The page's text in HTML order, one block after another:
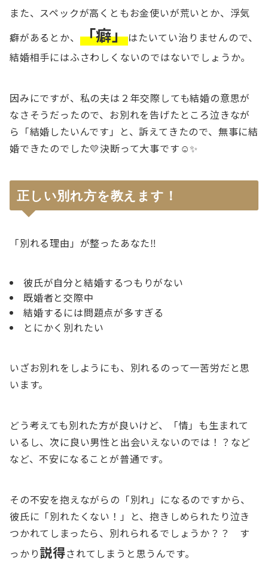
また、スペックが高くともお金使いが荒いとか、浮気
癖があるとか、 「癖」はたいてい治りませんので、
結婚相手にはふさわしくないのではないでしょうか。
因みにですが、私の夫は２年交際しても結婚の意思が
なさそうだったので、お別れを告げたところ泣きなが
ら「結婚したいんです」と、訴えてきたので、無事に結
婚できたのでした💛決断って大事です☺✨
正しい別れ方を教えます！
「別れる理由」が整ったあなた‼
彼氏が自分と結婚するつもりがない
既婚者と交際中
結婚するには問題点が多すぎる
とにかく別れたい
いざお別れをしようにも、別れるのって一苦労だと思
います。
どう考えても別れた方が良いけど、「情」も生まれて
いるし、次に良い男性と出会いえないのでは！？など
など、不安になることが普通です。
その不安を抱えながらの「別れ」になるのですから、
彼氏に「別れたくない！」と、抱きしめられたり泣き
つかれてしまったら、別れられるでしょうか？？ す
っかり説得されてしまうと思うんです。